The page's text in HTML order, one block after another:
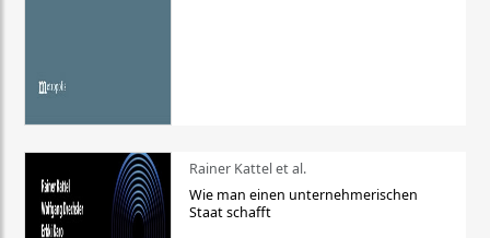
Rainer Kattel et al.
Wie man einen unternehmerischen
Staat schafft